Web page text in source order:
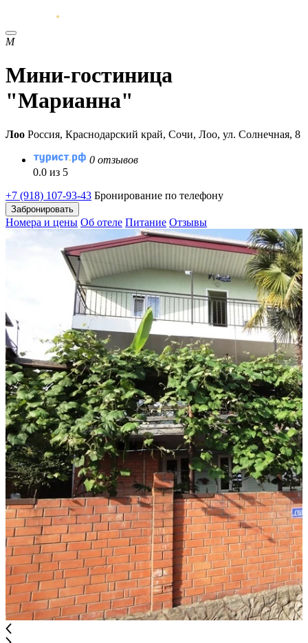
М
Мини-гостиница
"Марианна"
Лоо Россия, Краснодарский край, Сочи, Лоо, ул. Солнечная, 8
0 отзывов
0.0 из 5
+7 (918) 107-93-43 Бронирование по телефону
Забронировать
Номера и цены Об отеле Питание Отзывы